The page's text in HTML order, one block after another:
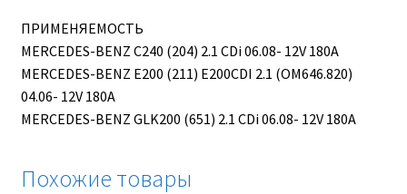
ПРИМЕНЯЕМОСТЬ
MERCEDES-BENZ C240 (204) 2.1 CDi 06.08- 12V 180A
MERCEDES-BENZ E200 (211) E200CDI 2.1 (OM646.820)
04.06- 12V 180A
MERCEDES-BENZ GLK200 (651) 2.1 CDi 06.08- 12V 180A
Похожие товары